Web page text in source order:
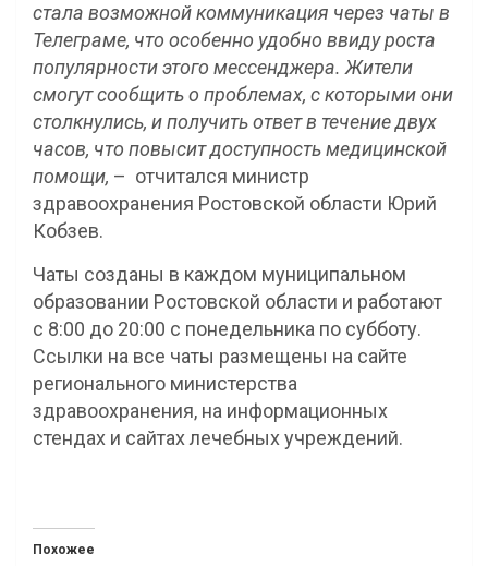
стала возможной коммуникация через чаты в
Телеграме, что особенно удобно ввиду роста
популярности этого мессенджера. Жители
смогут сообщить о проблемах, с которыми они
столкнулись, и получить ответ в течение двух
часов, что повысит доступность медицинской
помощи, – отчитался министр
здравоохранения Ростовской области Юрий
Кобзев.
Чаты созданы в каждом муниципальном
образовании Ростовской области и работают
с 8:00 до 20:00 с понедельника по субботу.
Ссылки на все чаты размещены на сайте
регионального министерства
здравоохранения, на информационных
стендах и сайтах лечебных учреждений.
Похожее